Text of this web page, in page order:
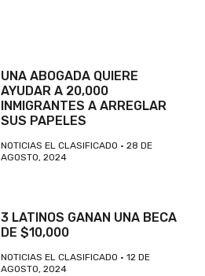
UNA ABOGADA QUIERE
AYUDAR A 20,000
INMIGRANTES A ARREGLAR
SUS PAPELES
NOTICIAS EL CLASIFICADO
28 DE
AGOSTO, 2024
3 LATINOS GANAN UNA BECA
DE $10,000
NOTICIAS EL CLASIFICADO
12 DE
AGOSTO, 2024